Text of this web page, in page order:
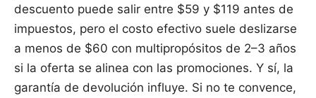
descuento puede salir entre $59 y $119 antes de
impuestos, pero el costo efectivo suele deslizarse
a menos de $60 con multipropósitos de 2–3 años
si la oferta se alinea con las promociones. Y sí, la
garantía de devolución influye. Si no te convence,